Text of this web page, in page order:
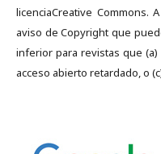
licenciaCreative Commons.
aviso de Copyright que
inferior para revistas que
acceso abierto retardado, o